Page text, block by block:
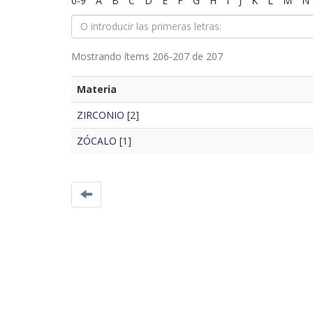
Mostrando ítems 206-207 de 207
Materia
ZIRCONIO [2]
ZÓCALO [1]